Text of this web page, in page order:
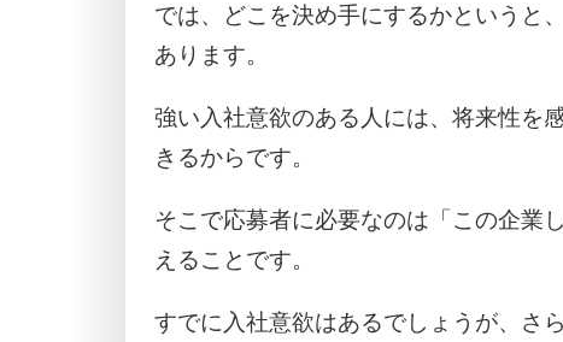
では、どこを決め手にするかというと
あります。
強い入社意欲のある人には、将来性を
きるからです。
そこで応募者に必要なのは「この企業
えることです。
すでに入社意欲はあるでしょうが、さ